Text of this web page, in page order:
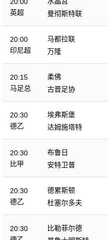
英超
曼彻斯特联
20:00
印尼超
马都拉联
万隆
20:15
马足总
柔佛
古晋足协
20:30
德乙
埃弗斯堡
达姆施塔特
20:30
比甲
布鲁日
安特卫普
20:30
德乙
德累斯顿
杜塞尔多夫
20:30
比勒菲尔德